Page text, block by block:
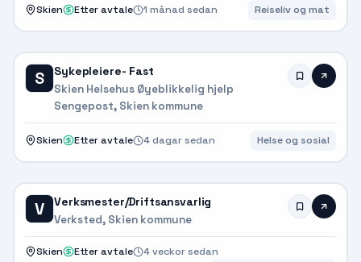
Skien Etter avtale 1 månad sedan Reiseliv og mat
S Sykepleiere- Fast
Skien Helsehus Øyeblikkelig hjelp
Sengepost, Skien kommune
Skien Etter avtale 4 dagar sedan Helse og sosial
V Verksmester/Driftsansvarlig
Verksted, Skien kommune
Skien Etter avtale
4 veckor sedan